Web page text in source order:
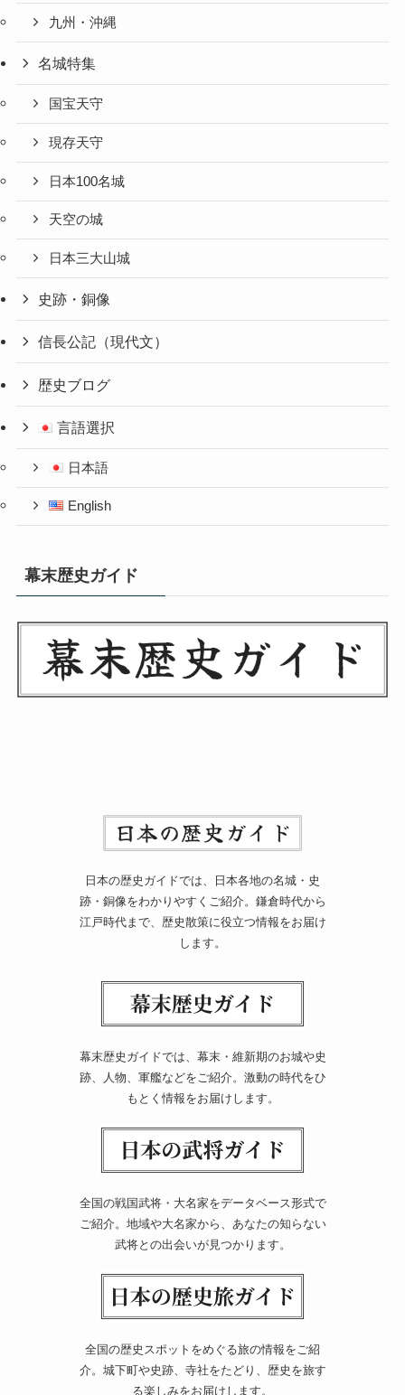
九州・沖縄
名城特集
国宝天守
現存天守
日本100名城
天空の城
日本三大山城
史跡・銅像
信長公記（現代文）
歴史ブログ
言語選択
日本語
English
幕末歴史ガイド
日本の歴史ガイドでは、日本各地の名城・史
跡・銅像をわかりやすくご紹介。鎌倉時代から
江戸時代まで、歴史散策に役立つ情報をお届け
します。
幕末歴史ガイドでは、幕末・維新期のお城や史
跡、人物、軍艦などをご紹介。激動の時代をひ
もとく情報をお届けします。
全国の戦国武将・大名家をデータベース形式で
ご紹介。地域や大名家から、あなたの知らない
武将との出会いが見つかります。
全国の歴史スポットをめぐる旅の情報をご紹
介。城下町や史跡、寺社をたどり、歴史を旅す
る楽しみをお届けします。